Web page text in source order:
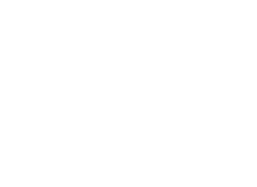
und Migrationshintergrund